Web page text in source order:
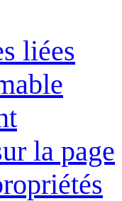
liées
la page